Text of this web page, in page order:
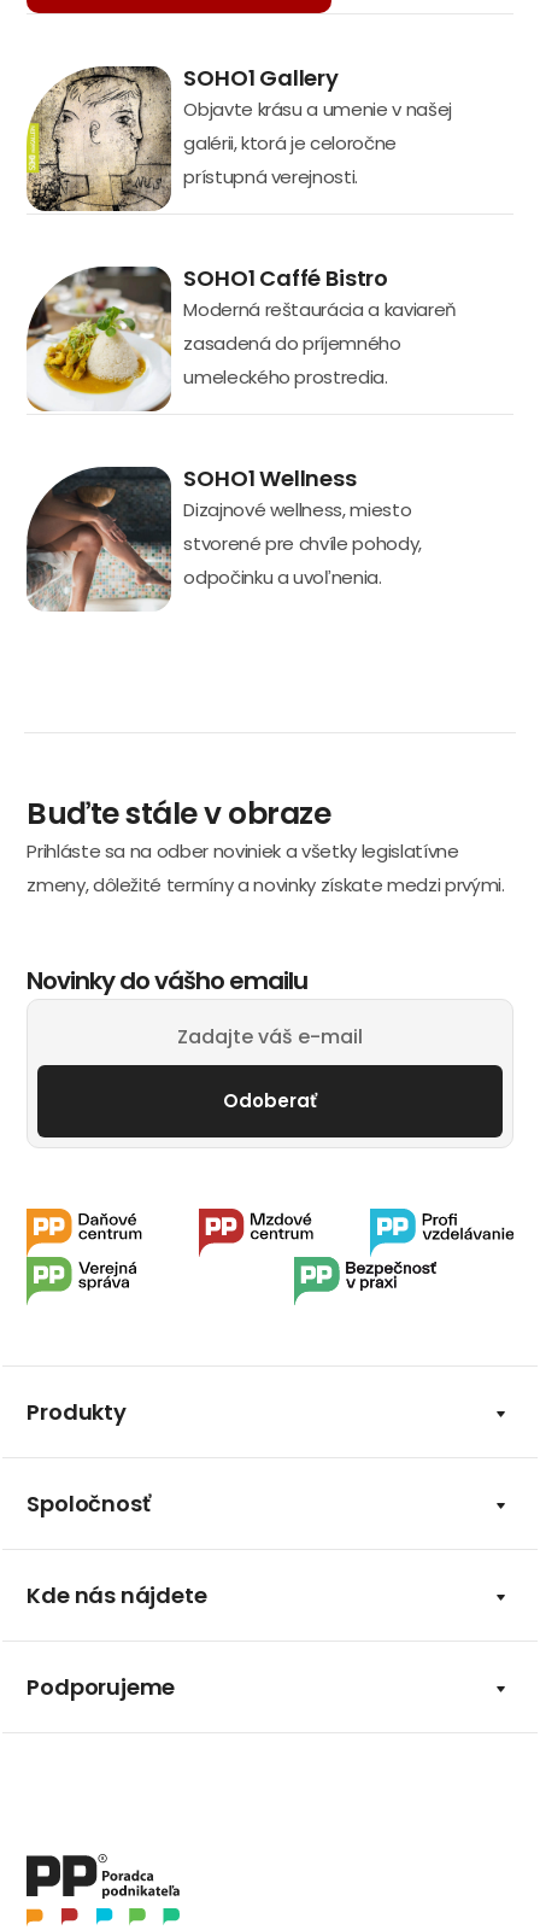
SOHO1 Gallery
Objavte krásu a umenie v našej
galérii, ktorá je celoročne
prístupná verejnosti.
SOHO1 Caffé Bistro
Moderná reštaurácia a kaviareň
zasadená do príjemného
umeleckého prostredia.
SOHO1 Wellness
Dizajnové wellness, miesto
stvorené pre chvíle pohody,
odpočinku a uvoľnenia.
Buďte stále v obraze
Prihláste sa na odber noviniek a všetky legislatívne
zmeny, dôležité termíny a novinky získate medzi prvými.
Novinky do vášho emailu
Odoberať
Produkty
Spoločnosť
Kde nás nájdete
Podporujeme